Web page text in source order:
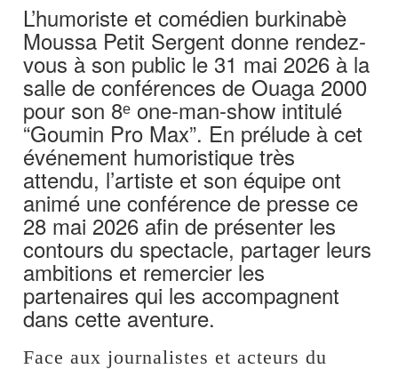
L’humoriste et comédien burkinabè
Moussa Petit Sergent donne rendez-
vous à son public le 31 mai 2026 à la
salle de conférences de Ouaga 2000
pour son 8ᵉ one-man-show intitulé
“Goumin Pro Max”. En prélude à cet
événement humoristique très
attendu, l’artiste et son équipe ont
animé une conférence de presse ce
28 mai 2026 afin de présenter les
contours du spectacle, partager leurs
ambitions et remercier les
partenaires qui les accompagnent
dans cette aventure.
Face aux journalistes et acteurs du